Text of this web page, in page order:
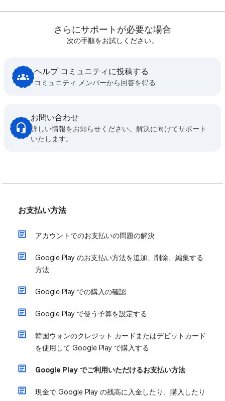
さらにサポートが必要な場合
次の手順をお試しください。
ヘルプ コミュニティに投稿する
コミュニティ メンバーから回答を得る
お問い合わせ
詳しい情報をお知らせください。解決に向けてサポート
いたします。
お支払い方法
アカウントでのお支払いの問題の解決
Google Play のお支払い方法を追加、削除、編集する
方法
Google Play での購入の確認
Google Play で使う予算を設定する
韓国ウォンのクレジット カードまたはデビットカード
を使用して Google Play で購入する
Google Play でご利用いただけるお支払い方法
現金で Google Play の残高に入金したり、購入したり